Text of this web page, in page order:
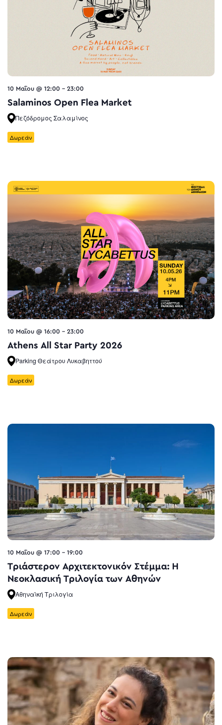
10 Μαΐου @ 12:00 - 23:00
Salaminos Open Flea Market
Πεζόδρομος Σαλαμίνος
Δωρεάν
10 Μαΐου @ 16:00 - 23:00
Athens All Star Party 2026
Parking Θεάτρου Λυκαβηττού
Δωρεάν
10 Μαΐου @ 17:00 - 19:00
Τριάστερον Αρχιτεκτονικόν Στέμμα: Η
Νεοκλασική Τριλογία των Αθηνών
Αθηναϊκή Τριλογία
Δωρεάν